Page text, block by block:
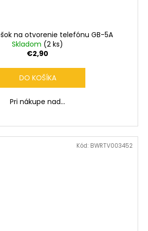
na otvorenie telefónu GB-5A
Skladom (2 ks)
€2,90
DO KOŠÍKA
Pri nákupe nad...
Kód: BWRTV003452